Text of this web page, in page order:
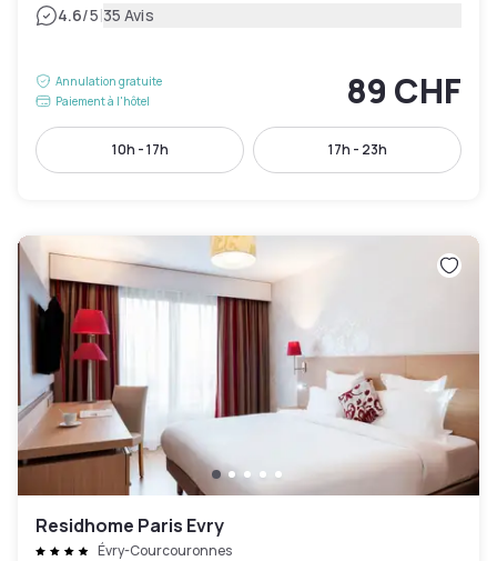
4.6/5|35 Avis
Annulation gratuite
Paiement à l'hôtel
89 CHF
10h - 17h 17h - 23h
Residhome Paris Evry
Évry-Courcouronnes